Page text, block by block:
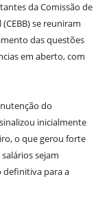
da Comissão de
se reuniram
das questões
em aberto, com
do
inicialmente
o que gerou forte
sejam
para a